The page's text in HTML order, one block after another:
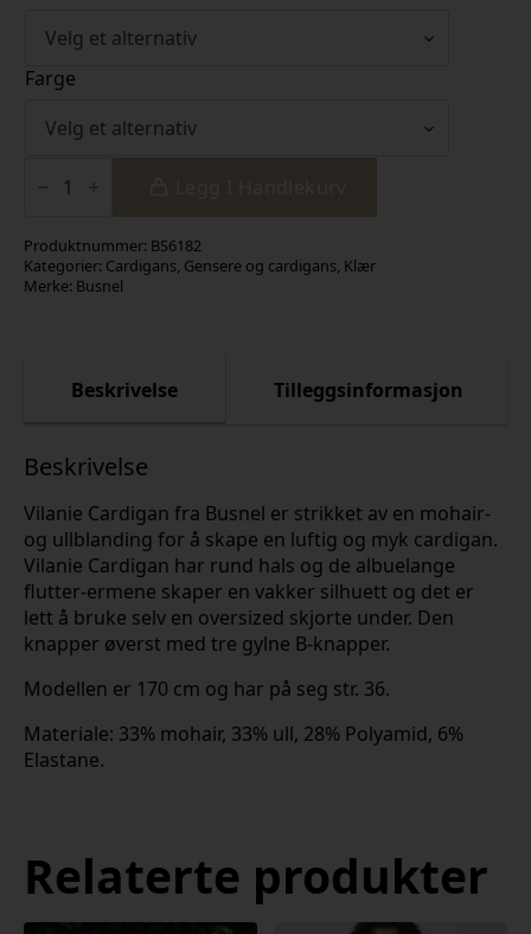
Farge
Cardigan
Produktnummer: BS6182
Kategorier: Cardigans, Gensere og cardigans, Klær
Merke: Busnel
Beskrivelse Tilleggsinformasjon
Beskrivelse
Vilanie Cardigan fra Busnel er strikket av en mohair-
og ullblanding for å skape en luftig og myk cardigan.
Vilanie Cardigan har rund hals og de albuelange
flutter-ermene skaper en vakker silhuett og det er
lett å bruke selv en oversized skjorte under. Den
knapper øverst med tre gylne B-knapper.
Modellen er 170 cm og har på seg str. 36.
Materiale: 33% mohair, 33% ull, 28% Polyamid, 6%
Elastane.
Relaterte produkter